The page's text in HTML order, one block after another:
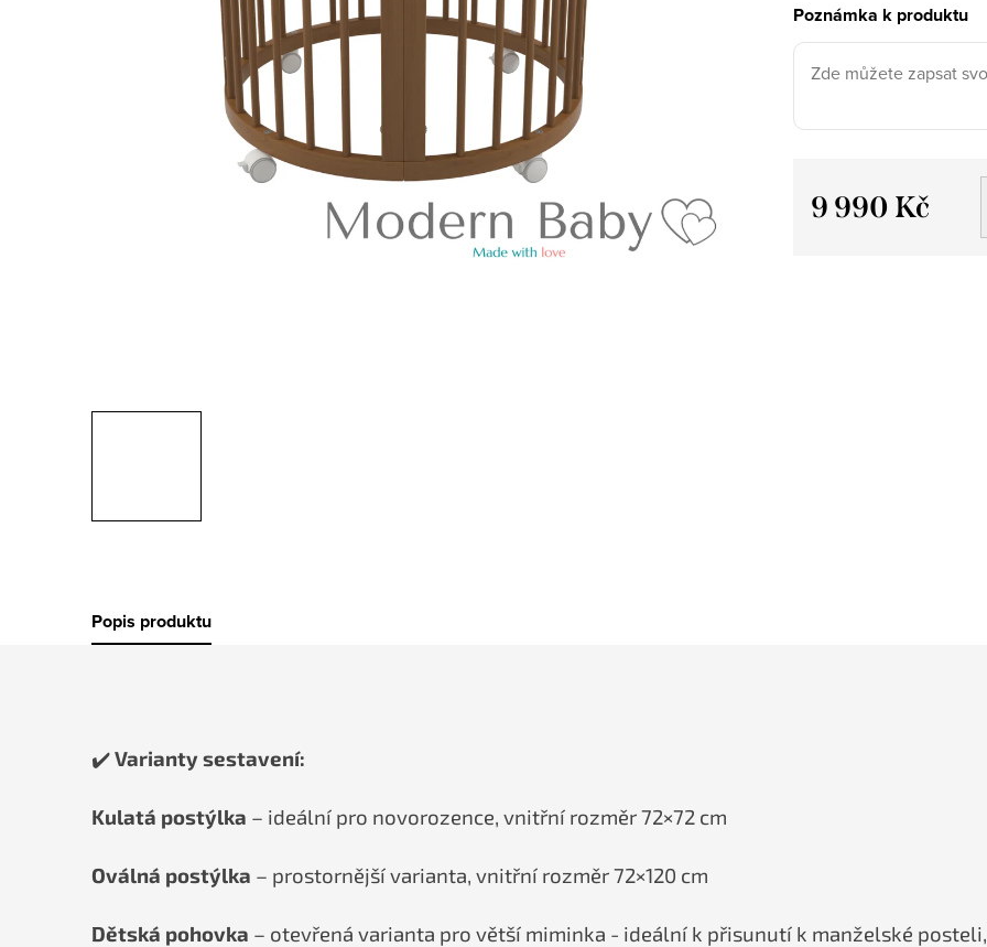
Poznámka k produktu
9 990 Kč
Popis produktu
✔️Varianty sestavení:
Kulatá postýlka – ideální pro novorozence, vnitřní rozměr 72×72 cm
Oválná postýlka – prostornější varianta, vnitřní rozměr 72×120 cm
Dětská pohovka – otevřená varianta pro větší miminka - ideální k přisunutí k manželské